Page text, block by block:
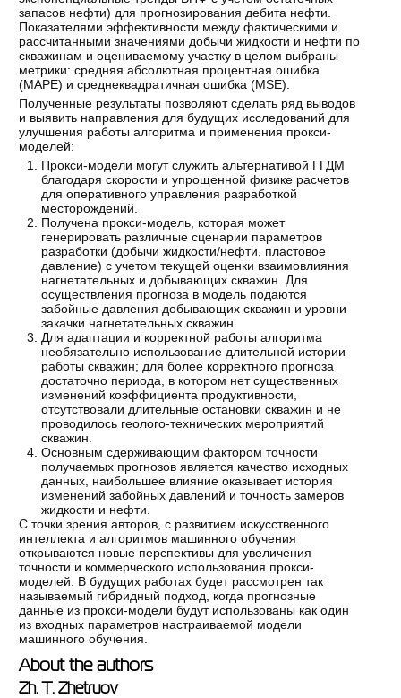
запасов нефти) для прогнозирования дебита нефти.
Показателями эффективности между фактическими и
рассчитанными значениями добычи жидкости и нефти по
скважинам и оцениваемому участку в целом выбраны
метрики: средняя абсолютная процентная ошибка
(MAPE) и среднеквадратичная ошибка (MSE).
Полученные результаты позволяют сделать ряд выводов
и выявить направления для будущих исследований для
улучшения работы алгоритма и применения прокси-
моделей:
Прокси-модели могут служить альтернативой ГГДМ
благодаря скорости и упрощенной физике расчетов
для оперативного управления разработкой
месторождений.
Получена прокси-модель, которая может
генерировать различные сценарии параметров
разработки (добычи жидкости/нефти, пластовое
давление) с учетом текущей оценки взаимовлияния
нагнетательных и добывающих скважин. Для
осуществления прогноза в модель подаются
забойные давления добывающих скважин и уровни
закачки нагнетательных скважин.
Для адаптации и корректной работы алгоритма
необязательно использование длительной истории
работы скважин; для более корректного прогноза
достаточно периода, в котором нет существенных
изменений коэффициента продуктивности,
отсутствовали длительные остановки скважин и не
проводилось геолого-технических мероприятий
скважин.
Основным сдерживающим фактором точности
получаемых прогнозов является качество исходных
данных, наибольшее влияние оказывает история
изменений забойных давлений и точность замеров
жидкости и нефти.
С точки зрения авторов, с развитием искусственного
интеллекта и алгоритмов машинного обучения
открываются новые перспективы для увеличения
точности и коммерческого использования прокси-
моделей. В будущих работах будет рассмотрен так
называемый гибридный подход, когда прогнозные
данные из прокси-модели будут использованы как один
из входных параметров настраиваемой модели
машинного обучения.
About the authors
Zh. T. Zhetruov